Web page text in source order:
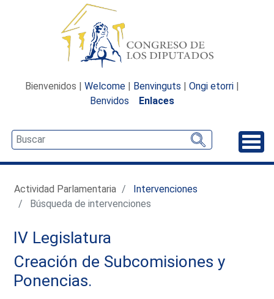
Bienvenidos | Welcome | Benvinguts | Ongi etorri |
Benvidos
Enlaces
Actividad Parlamentaria
Intervenciones
Búsqueda de intervenciones
IV Legislatura
Creación de Subcomisiones y
Ponencias.